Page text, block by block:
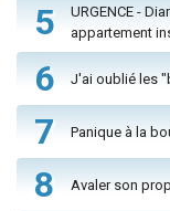
5
URGENCE -
appartement
6 J'ai oublié les
7 Panique à la
8 Avaler son